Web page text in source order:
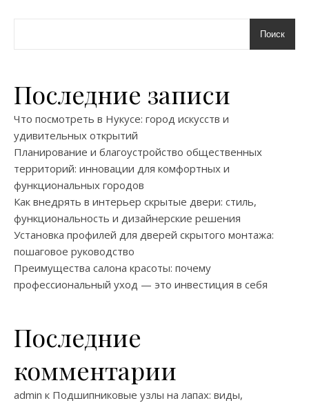
Поиск
Последние записи
Что посмотреть в Нукусе: город искусств и
удивительных открытий
Планирование и благоустройство общественных
территорий: инновации для комфортных и
функциональных городов
Как внедрять в интерьер скрытые двери: стиль,
функциональность и дизайнерские решения
Установка профилей для дверей скрытого монтажа:
пошаговое руководство
Преимущества салона красоты: почему
профессиональный уход — это инвестиция в себя
Последние
комментарии
admin к Подшипниковые узлы на лапах: виды,